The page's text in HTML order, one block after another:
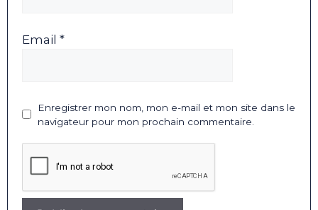
Email *
Enregistrer mon nom, mon e-mail et mon site dans le
navigateur pour mon prochain commentaire.